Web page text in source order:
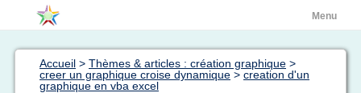
Menu
Accueil > Thèmes & articles : création graphique >
creer un graphique croise dynamique > creation d'un
graphique en vba excel